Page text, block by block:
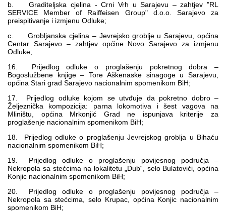
b. Graditeljska cjelina - Crni Vrh u Sarajevu – zahtjev "RL
SERVICE Member of Raiffeisen Group" d.o.o. Sarajevo za
preispitivanje i izmjenu Odluke;
c. Grobljanska cjelina – Jevrejsko groblje u Sarajevu, općina
Centar Sarajevo – zahtjev općine Novo Sarajevo za izmjenu
Odluke;
16. Prijedlog odluke o proglašenju pokretnog dobra –
Bogoslužbene knjige – Tore Aškenaske sinagoge u Sarajevu,
općina Stari grad Sarajevo nacionalnim spomenikom BiH;
17. Prijedlog odluke kojom se utvđuje da pokretno dobro –
Željeznička kompozicija: parna lokomotiva i šest vagova na
Mliništu, općina Mrkonjić Grad ne ispunjava kriterije za
proglašenje nacionalnim spomenikom BiH;
18. Prijedlog odluke o proglašenju Jevrejskog groblja u Bihaću
nacionalnim spomenikom BiH;
19. Prijedlog odluke o proglašenju povijesnog područja –
Nekropola sa stećcima na lokalitetu „Dub“, selo Bulatovići, općina
Konjic nacionalnim spomenikom BiH;
20. Prijedlog odluke o proglašenju povijesnog područja –
Nekropola sa stećcima, selo Krupac, općina Konjic nacionalnim
spomenikom BiH;